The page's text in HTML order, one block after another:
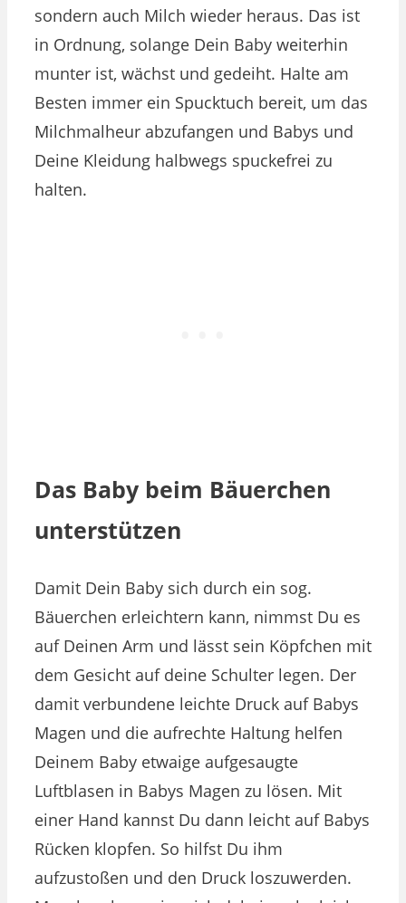
sondern auch Milch wieder heraus. Das ist
in Ordnung, solange Dein Baby weiterhin
munter ist, wächst und gedeiht. Halte am
Besten immer ein Spucktuch bereit, um das
Milchmalheur abzufangen und Babys und
Deine Kleidung halbwegs spuckefrei zu
halten.
Das Baby beim Bäuerchen
unterstützen
Damit Dein Baby sich durch ein sog.
Bäuerchen erleichtern kann, nimmst Du es
auf Deinen Arm und lässt sein Köpfchen mit
dem Gesicht auf deine Schulter legen. Der
damit verbundene leichte Druck auf Babys
Magen und die aufrechte Haltung helfen
Deinem Baby etwaige aufgesaugte
Luftblasen in Babys Magen zu lösen. Mit
einer Hand kannst Du dann leicht auf Babys
Rücken klopfen. So hilfst Du ihm
aufzustoßen und den Druck loszuwerden.